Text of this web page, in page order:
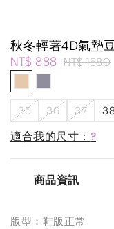
秋冬輕著4D氣墊
NT$ 888 NT$ 1580
35 36 37
適合我的尺寸： ?
商品資訊
版型：鞋版正常